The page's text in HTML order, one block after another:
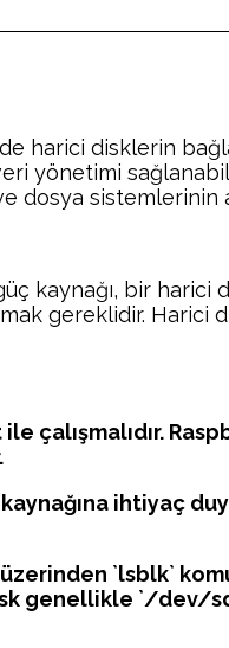
disklerin
yönetimi
dosya sistemlerinin
kaynağı, bir harici
gereklidir. Harici
ihtiyaç
üzerinden `lsblk`
genellikle `/dev/